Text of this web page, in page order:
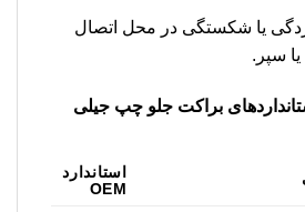
یا شکستگی در محل اتصال
سپر.
براکت جلو چپ جیلی
استاندارد
OEM